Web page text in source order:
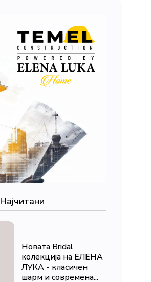
Најчитани
Новата Bridal
колекција на ЕЛЕНА
ЛУКА - класичен
шарм и современа...